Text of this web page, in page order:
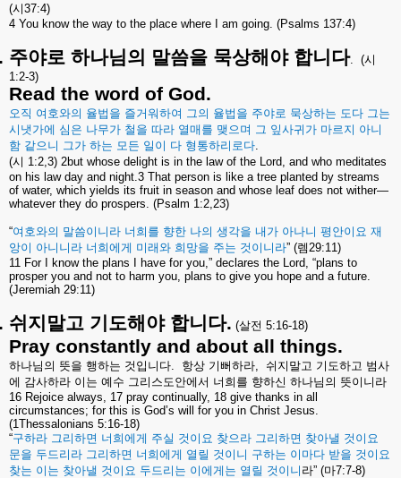
(시37:4)
4 You know the way to the place where I am going. (Psalms 137:4)
주야로 하나님의 말씀을 묵상해야 합니다. (시
1:2-3)
Read the word of God.
오직 여호와의 율법을 즐거워하여 그의 율법을 주야로 묵상하는 도다 그는
시냇가에 심은 나무가 철을 따라 열매를 맺으며 그 잎사귀가 마르지 아니
함 같으니 그가 하는 모든 일이 다 형통하리로다.
(시 1:2,3) 2but whose delight is in the law of the Lord, and who meditates
on his law day and night.3 That person is like a tree planted by streams
of water, which yields its fruit in season and whose leaf does not wither—
whatever they do prospers. (Psalm 1:2,23)
“여호와의 말씀이니라 너희를 향한 나의 생각을 내가 아나니 평안이요 재
앙이 아니니라 너희에게 미래와 희망을 주는 것이니라” (렘29:11)
11 For I know the plans I have for you,” declares the Lord, “plans to
prosper you and not to harm you, plans to give you hope and a future.
(Jeremiah 29:11)
쉬지말고 기도해야 합니다. (살전 5:16-18)
Pray constantly and about all things.
하나님의 뜻을 행하는 것입니다. 항상 기뻐하라, 쉬지말고 기도하고 범사
에 감사하라 이는 예수 그리스도안에서 너희를 향하신 하나님의 뜻이니라
16 Rejoice always, 17 pray continually, 18 give thanks in all
circumstances; for this is God’s will for you in Christ Jesus.
(1Thessalonians 5:16-18)
“구하라 그리하면 너희에게 주실 것이요 찾으라 그리하면 찾아낼 것이요
문을 두드리라 그리하면 너희에게 열릴 것이니 구하는 이마다 받을 것이요
찾는 이는 찾아낼 것이요 두드리는 이에게는 열릴 것이니 라” (마7:7-8)